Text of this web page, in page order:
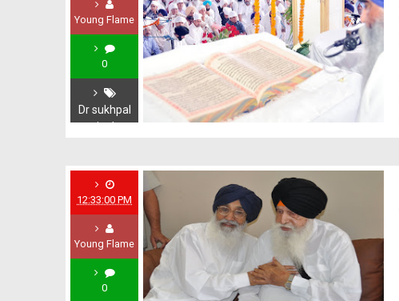
Young Flame
0
Dr sukhpal
singh
12:33:00 PM
Young Flame
0